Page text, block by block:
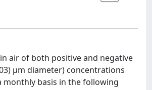
air of both positive and negative
μm diameter) concentrations
monthly basis in the following